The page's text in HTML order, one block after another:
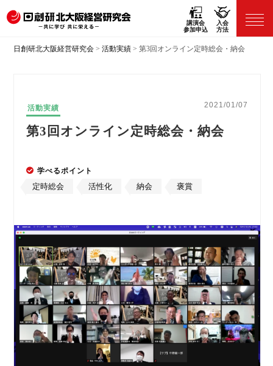
講演会
参加申込
入会
方法
日創研北大阪経営研究会 >活動実績 >第3回オンライン定時総会・納会
活動実績 2021/01/07
第3回オンライン定時総会・納会
学べるポイント
定時総会 活性化 納会 褒賞